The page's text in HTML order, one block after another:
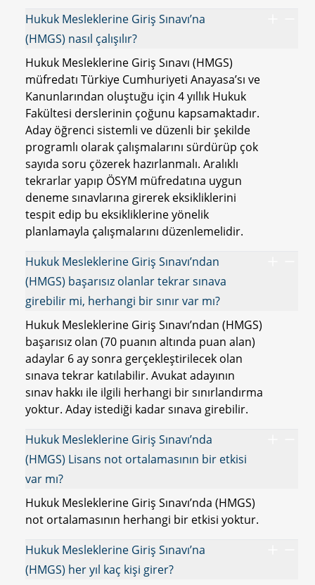
Hukuk Mesleklerine Giriş Sınavı’na
(HMGS) nasıl çalışılır?
Hukuk Mesleklerine Giriş Sınavı (HMGS)
müfredatı Türkiye Cumhuriyeti Anayasa’sı ve
Kanunlarından oluştuğu için 4 yıllık Hukuk
Fakültesi derslerinin çoğunu kapsamaktadır.
Aday öğrenci sistemli ve düzenli bir şekilde
programlı olarak çalışmalarını sürdürüp çok
sayıda soru çözerek hazırlanmalı. Aralıklı
tekrarlar yapıp ÖSYM müfredatına uygun
deneme sınavlarına girerek eksikliklerini
tespit edip bu eksikliklerine yönelik
planlamayla çalışmalarını düzenlemelidir.
Hukuk Mesleklerine Giriş Sınavı’ndan
(HMGS) başarısız olanlar tekrar sınava
girebilir mi, herhangi bir sınır var mı?
Hukuk Mesleklerine Giriş Sınavı’ndan (HMGS)
başarısız olan (70 puanın altında puan alan)
adaylar 6 ay sonra gerçekleştirilecek olan
sınava tekrar katılabilir. Avukat adayının
sınav hakkı ile ilgili herhangi bir sınırlandırma
yoktur. Aday istediği kadar sınava girebilir.
Hukuk Mesleklerine Giriş Sınavı’nda
(HMGS) Lisans not ortalamasının bir etkisi
var mı?
Hukuk Mesleklerine Giriş Sınavı’nda (HMGS)
not ortalamasının herhangi bir etkisi yoktur.
Hukuk Mesleklerine Giriş Sınavı’na
(HMGS) her yıl kaç kişi girer?